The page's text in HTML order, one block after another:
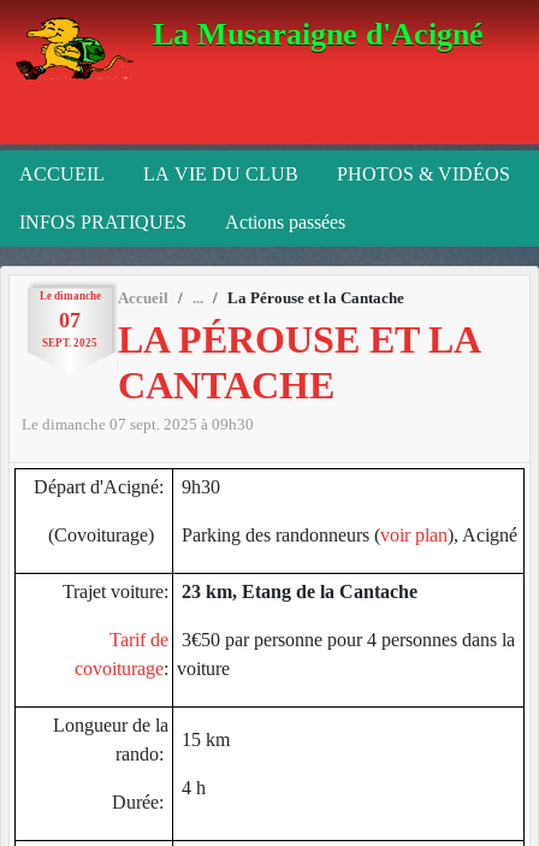
La Musaraigne d'Acigné
ACCUEIL LA VIE DU CLUB PHOTOS & VIDÉOS
INFOS PRATIQUES Actions passées
Le dimanche
07
SEPT. 2025
Accueil La Pérouse et la Cantache
LA PÉROUSE ET LA
CANTACHE
Le dimanche 07 sept. 2025 à 09h30
Départ d'Acigné:
(Covoiturage)
9h30
Parking des randonneurs (voir plan), Acigné
Trajet voiture:
Tarif de
covoiturage:
23 km, Etang de la Cantache
3€50 par personne pour 4 personnes dans la
voiture
Longueur de la
rando:
Durée:
15 km
4 h
Panneau de gestion des cookies